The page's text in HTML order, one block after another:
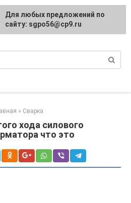
водопровод,
» Сварка
хода силового
что это
Для любых предложений по
сайту: sgpo56@cp9.ru